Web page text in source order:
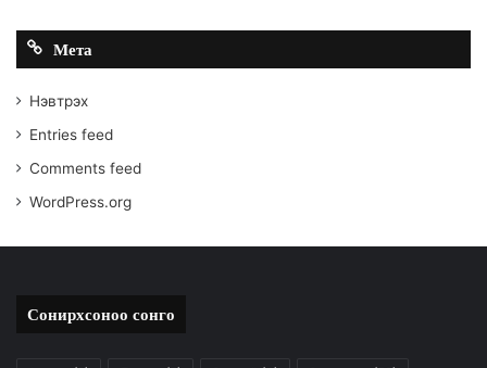
Мета
Нэвтрэх
Entries feed
Comments feed
WordPress.org
Сонирхсоноо сонго